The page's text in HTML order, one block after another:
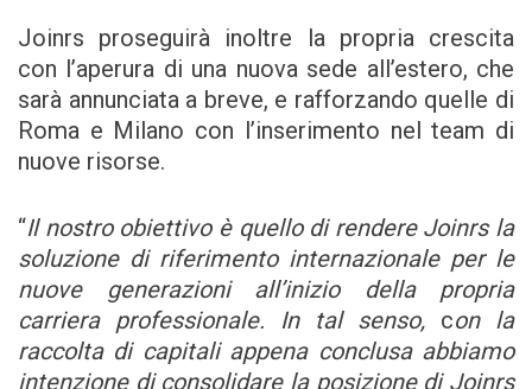
Joinrs proseguirà inoltre la propria crescita
con l’aperura di una nuova sede all’estero, che
sarà annunciata a breve, e rafforzando quelle di
Roma e Milano con l’inserimento nel team di
nuove risorse.
“Il nostro obiettivo è quello di rendere Joinrs la
soluzione di riferimento internazionale per le
nuove generazioni all’inizio della propria
carriera professionale. In tal senso, con la
raccolta di capitali appena conclusa abbiamo
intenzione di consolidare la posizione di Joinrs